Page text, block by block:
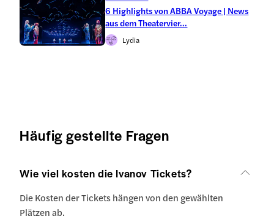
6 Highlights von ABBA Voyage | News
aus dem Theatervier...
Lydia
Häufig gestellte Fragen
Wie viel kosten die Ivanov Tickets?
Die Kosten der Tickets hängen von den gewählten
Plätzen ab.